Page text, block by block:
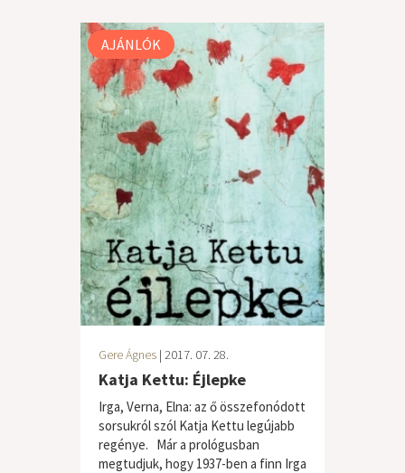
AJÁNLÓK
Gere Ágnes | 2017. 07. 28.
Katja Kettu: Éjlepke
Irga, Verna, Elna: az ő összefonódott
sorsukról szól Katja Kettu legújabb
regénye. Már a prológusban
megtudjuk, hogy 1937-ben a finn Irga